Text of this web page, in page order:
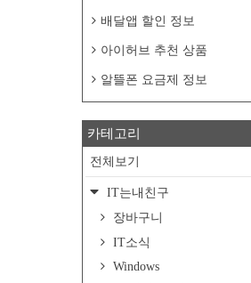
배달앱 할인 정보
아이허브 추천 상품
알뜰폰 요금제 정보
카테고리
전체보기
IT는내친구
장바구니
IT소식
Windows